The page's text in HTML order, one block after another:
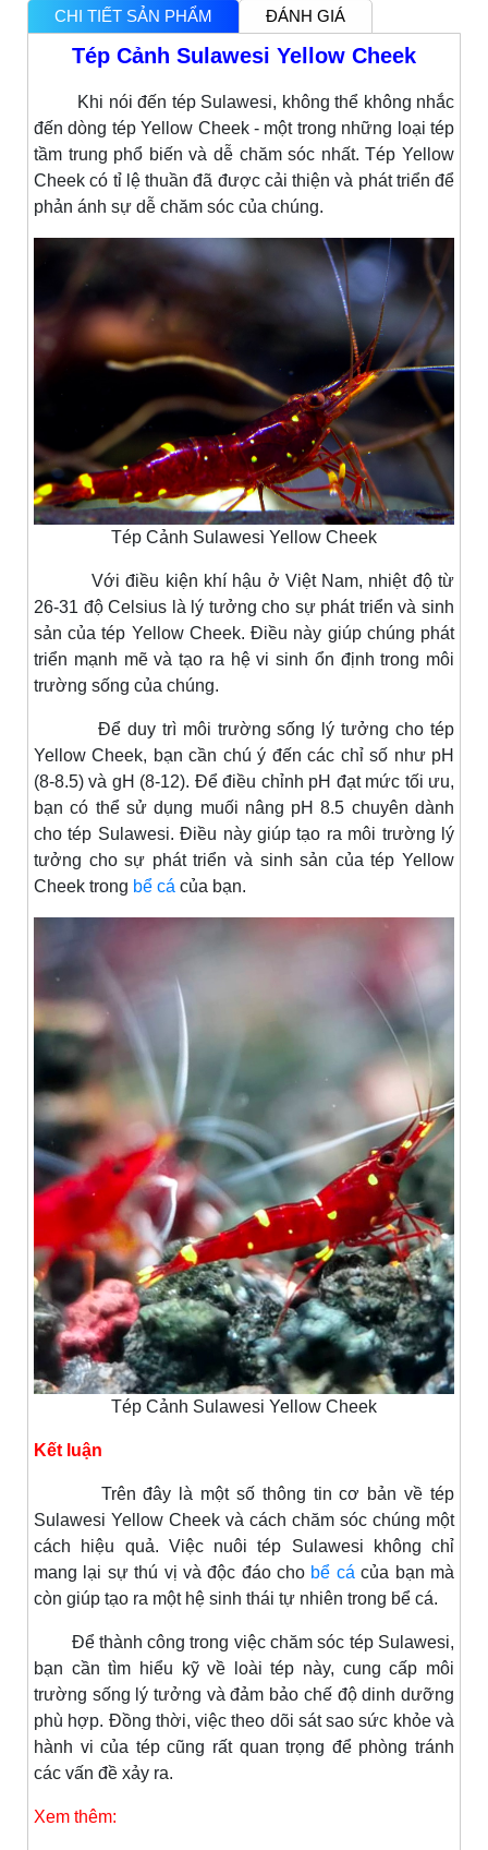
CHI TIẾT SẢN PHẨM ĐÁNH GIÁ
Tép Cảnh Sulawesi Yellow Cheek
Khi nói đến tép Sulawesi, không thể không nhắc
đến dòng tép Yellow Cheek - một trong những loại tép
tầm trung phổ biến và dễ chăm sóc nhất. Tép Yellow
Cheek có tỉ lệ thuần đã được cải thiện và phát triển để
phản ánh sự dễ chăm sóc của chúng.
Tép Cảnh Sulawesi Yellow Cheek
Với điều kiện khí hậu ở Việt Nam, nhiệt độ từ
26-31 độ Celsius là lý tưởng cho sự phát triển và sinh
sản của tép Yellow Cheek. Điều này giúp chúng phát
triển mạnh mẽ và tạo ra hệ vi sinh ổn định trong môi
trường sống của chúng.
Để duy trì môi trường sống lý tưởng cho tép
Yellow Cheek, bạn cần chú ý đến các chỉ số như pH
(8-8.5) và gH (8-12). Để điều chỉnh pH đạt mức tối ưu,
bạn có thể sử dụng muối nâng pH 8.5 chuyên dành
cho tép Sulawesi. Điều này giúp tạo ra môi trường lý
tưởng cho sự phát triển và sinh sản của tép Yellow
Cheek trong bể cá của bạn.
Tép Cảnh Sulawesi Yellow Cheek
Kết luận
Trên đây là một số thông tin cơ bản về tép
Sulawesi Yellow Cheek và cách chăm sóc chúng một
cách hiệu quả. Việc nuôi tép Sulawesi không chỉ
mang lại sự thú vị và độc đáo cho bể cá của bạn mà
còn giúp tạo ra một hệ sinh thái tự nhiên trong bể cá.
Để thành công trong việc chăm sóc tép Sulawesi,
bạn cần tìm hiểu kỹ về loài tép này, cung cấp môi
trường sống lý tưởng và đảm bảo chế độ dinh dưỡng
phù hợp. Đồng thời, việc theo dõi sát sao sức khỏe và
hành vi của tép cũng rất quan trọng để phòng tránh
các vấn đề xảy ra.
Xem thêm: